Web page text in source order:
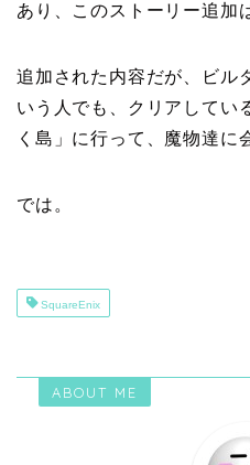
あり、このストーリー追加
追加された内容だが、ビル
いう人でも、クリアしてい
く島」に行って、魔物達に
では。
SquareEnix
ABOUT ME